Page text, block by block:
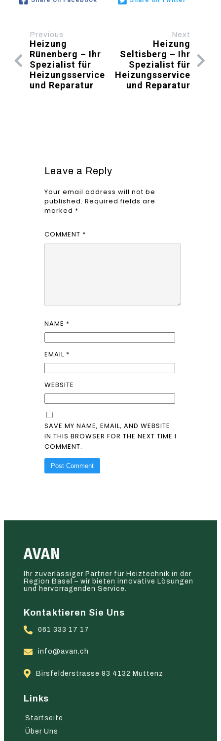
Previous
Heizung
Rünenberg – Ihr
Spezialist für
Heizungsservice
und Reparatur
Next
Heizung
Seltisberg – Ihr
Spezialist für
Heizungsservice
und Reparatur
Leave a Reply
Your email address will not be
published. Required fields are
marked *
COMMENT *
NAME *
EMAIL *
WEBSITE
SAVE MY NAME, EMAIL, AND WEBSITE
IN THIS BROWSER FOR THE NEXT TIME I
COMMENT.
AVAN
Ihr zuverlässiger Partner für Heiztechnik in der
Region Basel – wir bieten innovative Lösungen
und hervorragenden Service.
Kontaktieren Sie Uns
061 333 17 17
info@avan.ch
Birsfelderstrasse 93 4132 Muttenz
Links
Startseite
Über Uns